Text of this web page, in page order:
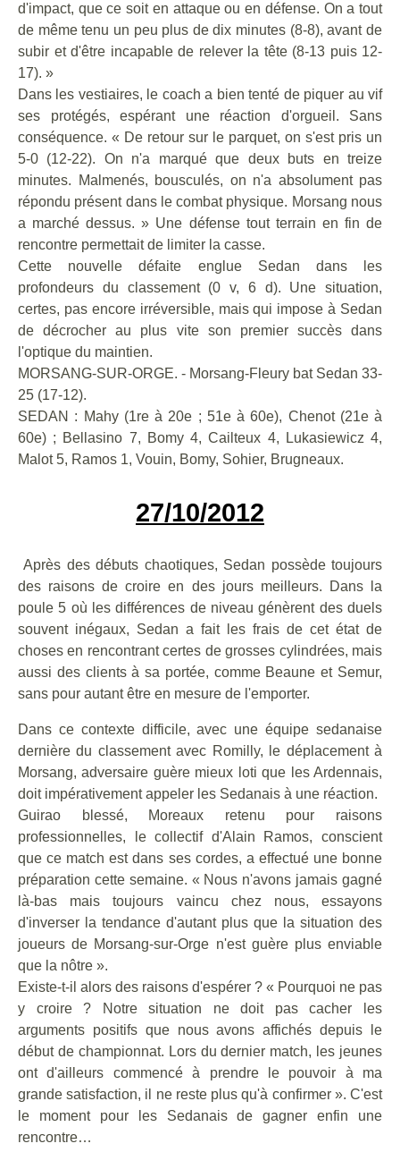
d'impact, que ce soit en attaque ou en défense. On a tout
de même tenu un peu plus de dix minutes (8-8), avant de
subir et d'être incapable de relever la tête (8-13 puis 12-
17). »
Dans les vestiaires, le coach a bien tenté de piquer au vif
ses protégés, espérant une réaction d'orgueil. Sans
conséquence. « De retour sur le parquet, on s'est pris un
5-0 (12-22). On n'a marqué que deux buts en treize
minutes. Malmenés, bousculés, on n'a absolument pas
répondu présent dans le combat physique. Morsang nous
a marché dessus. » Une défense tout terrain en fin de
rencontre permettait de limiter la casse.
Cette nouvelle défaite englue Sedan dans les
profondeurs du classement (0 v, 6 d). Une situation,
certes, pas encore irréversible, mais qui impose à Sedan
de décrocher au plus vite son premier succès dans
l'optique du maintien.
MORSANG-SUR-ORGE. - Morsang-Fleury bat Sedan 33-
25 (17-12).
SEDAN : Mahy (1re à 20e ; 51e à 60e), Chenot (21e à
60e) ; Bellasino 7, Bomy 4, Cailteux 4, Lukasiewicz 4,
Malot 5, Ramos 1, Vouin, Bomy, Sohier, Brugneaux.
27/10/2012
Après des débuts chaotiques, Sedan possède toujours
des raisons de croire en des jours meilleurs. Dans la
poule 5 où les différences de niveau génèrent des duels
souvent inégaux, Sedan a fait les frais de cet état de
choses en rencontrant certes de grosses cylindrées, mais
aussi des clients à sa portée, comme Beaune et Semur,
sans pour autant être en mesure de l'emporter.
Dans ce contexte difficile, avec une équipe sedanaise
dernière du classement avec Romilly, le déplacement à
Morsang, adversaire guère mieux loti que les Ardennais,
doit impérativement appeler les Sedanais à une réaction.
Guirao blessé, Moreaux retenu pour raisons
professionnelles, le collectif d'Alain Ramos, conscient
que ce match est dans ses cordes, a effectué une bonne
préparation cette semaine. « Nous n'avons jamais gagné
là-bas mais toujours vaincu chez nous, essayons
d'inverser la tendance d'autant plus que la situation des
joueurs de Morsang-sur-Orge n'est guère plus enviable
que la nôtre ».
Existe-t-il alors des raisons d'espérer ? « Pourquoi ne pas
y croire ? Notre situation ne doit pas cacher les
arguments positifs que nous avons affichés depuis le
début de championnat. Lors du dernier match, les jeunes
ont d'ailleurs commencé à prendre le pouvoir à ma
grande satisfaction, il ne reste plus qu'à confirmer ». C'est
le moment pour les Sedanais de gagner enfin une
rencontre…